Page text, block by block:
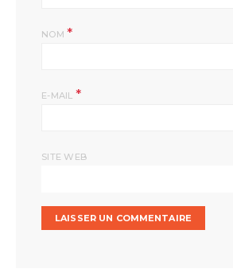
NOM*
E-MAIL *
SITE WEB